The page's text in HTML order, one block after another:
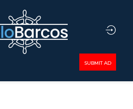
SUBMIT AD